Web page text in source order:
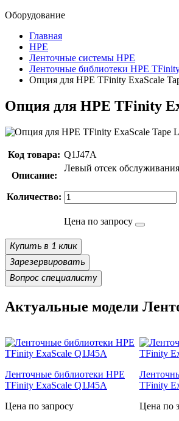
Оборудование
Главная
HPE
Ленточные системы HPE
Ленточные библиотеки HPE
Опция для HPE TFinity ExaScale
Опция для HPE TFinity
Код товара: Q1J47A
Описание:
Левый отсек
Количество:
Цена по запросу
Купить в 1 клик
Зарезервировать
Вопрос специалисту
Актуальные модели
Ленточные библиотеки HPE
TFinity ExaScale Q1J45A
Цена по запросу
TFinity
Цена по